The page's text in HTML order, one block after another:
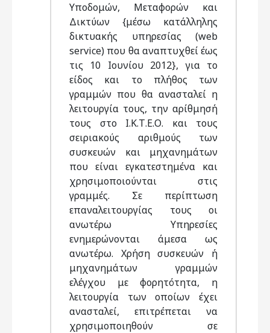
Υποδομών, Μεταφορών και
Δικτύων {μέσω κατάλληλης
δικτυακής υπηρεσίας (web
service) που θα αναπτυχθεί έως
τις 10 Ιουνίου 2012}, για το
είδος και το πλήθος των
γραμμών που θα ανασταλεί η
λειτουργία τους, την αρίθμησή
τους στο Ι.Κ.Τ.Ε.Ο. και τους
σειριακούς αριθμούς των
συσκευών και μηχανημάτων
που είναι εγκατεστημένα και
χρησιμοποιούνται στις
γραμμές. Σε περίπτωση
επαναλειτουργίας τους οι
ανωτέρω Υπηρεσίες
ενημερώνονται άμεσα ως
ανωτέρω. Χρήση συσκευών ή
μηχανημάτων γραμμών
ελέγχου με φορητότητα, η
λειτουργία των οποίων έχει
ανασταλεί, επιτρέπεται να
χρησιμοποιηθούν σε